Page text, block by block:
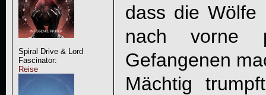
Spiral Drive & Lord
Fascinator:
Reise
dass die Wölfe
nach vorne
Gefangenen
Mächtig